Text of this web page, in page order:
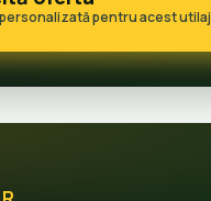
pentru acest utilaj